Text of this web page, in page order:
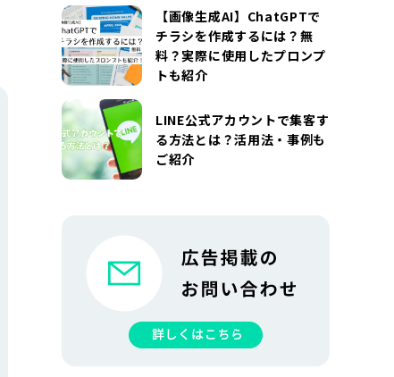
【画像生成AI】ChatGPTで
チラシを作成するには？無
料？実際に使用したプロンプ
トも紹介
LINE公式アカウントで集客す
る方法とは？活用法・事例も
ご紹介